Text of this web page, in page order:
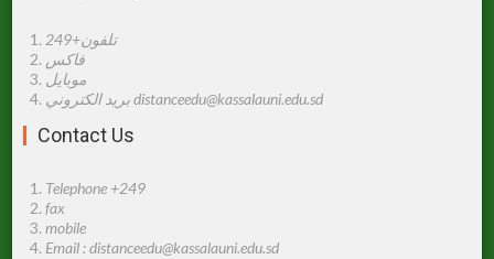
تلفون+249
فاكس
موبايل
بريد الكتروني distanceedu@kassalauni.edu.sd
Contact Us
Telephone +249
fax
mobile
Email : distanceedu@kassalauni.edu.sd